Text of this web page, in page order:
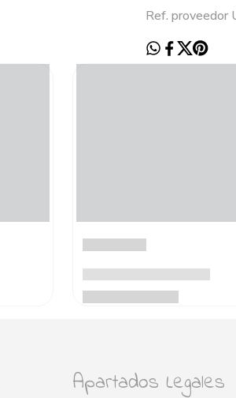
Ref. proveedor
Apartados Legales